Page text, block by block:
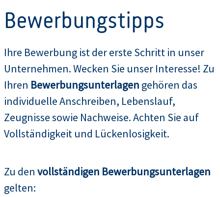
Bewerbungstipps
Ihre Bewerbung ist der erste Schritt in unser
Unternehmen. Wecken Sie unser Interesse! Zu
Ihren Bewerbungsunterlagen gehören das
individuelle Anschreiben, Lebenslauf,
Zeugnisse sowie Nachweise. Achten Sie auf
Vollständigkeit und Lückenlosigkeit.
Zu den vollständigen Bewerbungsunterlagen
gelten: